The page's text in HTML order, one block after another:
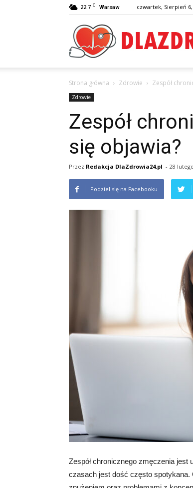
22.7 C Warsaw czwartek, Sierpień 6,
Strona główna Zdrowie Zespół
Zdrowie
Zespół
się objawia?
Przez Redakcja DlaZdrowia24.pl - 28
Podziel się na Facebooku
Zespół chronicznego zmęczenia
czasach jest dość często spotykana.